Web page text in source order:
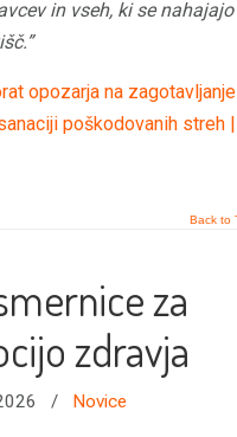
in vseh, ki se nahajajo
opozarja na zagotavljanje
poškodovanih streh |
Back to
za
zdravja
/ Novice